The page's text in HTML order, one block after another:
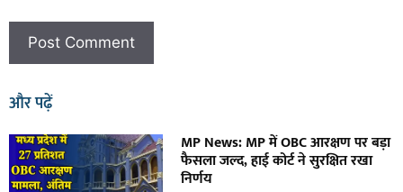
और पढ़ें
MP News: MP में OBC आरक्षण पर बड़ा
फैसला जल्द, हाई कोर्ट ने सुरक्षित रखा
निर्णय